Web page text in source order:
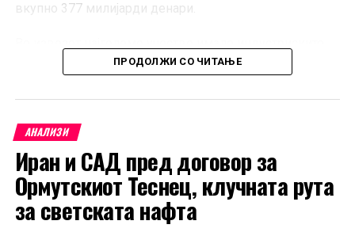
вкупно 377 милијарди денари.
производи со повисока вредност, меѓу кои
проводници за возила и специјализирани делови за
Најзастапени во увозот биле необработените метали
од платинската група, преработените нафтени масла и
патничките автомобили.
Најзначајни трговски партнери на Северна Македонија
ПРОДОЛЖИ СО ЧИТАЊЕ
АНАЛИЗИ
Иран и САД пред договор за
Ормутскиот Теснец, клучната рута
за светската нафта